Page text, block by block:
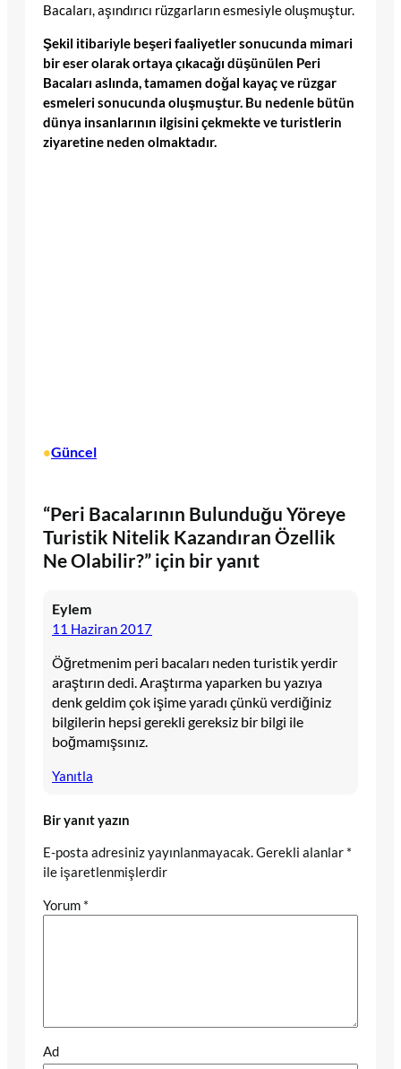
Bacaları, aşındırıcı rüzgarların esmesiyle oluşmuştur.
Şekil itibariyle beşeri faaliyetler sonucunda mimari
bir eser olarak ortaya çıkacağı düşünülen Peri
Bacaları aslında, tamamen doğal kayaç ve rüzgar
esmeleri sonucunda oluşmuştur. Bu nedenle bütün
dünya insanlarının ilgisini çekmekte ve turistlerin
ziyaretine neden olmaktadır.
•Güncel
“Peri Bacalarının Bulunduğu Yöreye
Turistik Nitelik Kazandıran Özellik
Ne Olabilir?” için bir yanıt
Eylem
11 Haziran 2017
Öğretmenim peri bacaları neden turistik yerdir
araştırın dedi. Araştırma yaparken bu yazıya
denk geldim çok işime yaradı çünkü verdiğiniz
bilgilerin hepsi gerekli gereksiz bir bilgi ile
boğmamışsınız.
Yanıtla
Bir yanıt yazın
E-posta adresiniz yayınlanmayacak.Gerekli alanlar *
ile işaretlenmişlerdir
Yorum *
Ad